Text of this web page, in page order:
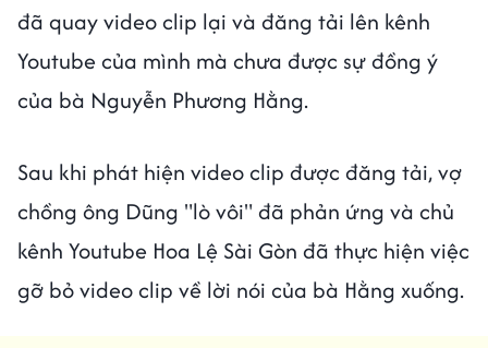
đã quay video clip lại và đăng tải lên kênh
Youtube của mình mà chưa được sự đồng ý
của bà Nguyễn Phương Hằng.
Sau khi phát hiện video clip được đăng tải, vợ
chồng ông Dũng "lò vôi" đã phản ứng và chủ
kênh Youtube Hoa Lệ Sài Gòn đã thực hiện việc
gỡ bỏ video clip về lời nói của bà Hằng xuống.